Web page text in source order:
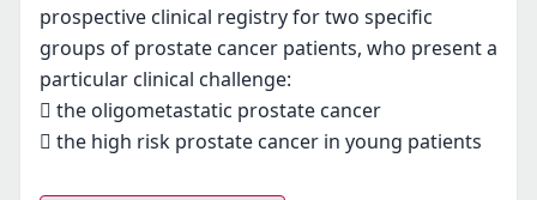
prospective clinical registry for two specific
groups of prostate cancer patients, who present a
particular clinical challenge:
 the oligometastatic prostate cancer
 the high risk prostate cancer in young patients